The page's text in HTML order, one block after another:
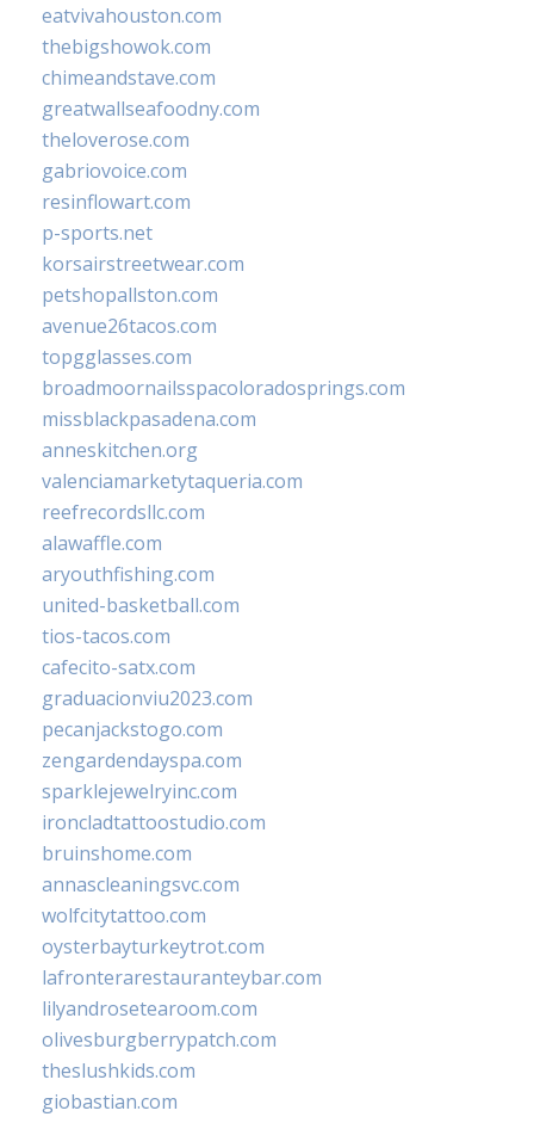
eatvivahouston.com
thebigshowok.com
chimeandstave.com
greatwallseafoodny.com
theloverose.com
gabriovoice.com
resinflowart.com
p-sports.net
korsairstreetwear.com
petshopallston.com
avenue26tacos.com
topgglasses.com
broadmoornailsspacoloradosprings.com
missblackpasadena.com
anneskitchen.org
valenciamarketytaqueria.com
reefrecordsllc.com
alawaffle.com
aryouthfishing.com
united-basketball.com
tios-tacos.com
cafecito-satx.com
graduacionviu2023.com
pecanjackstogo.com
zengardendayspa.com
sparklejewelryinc.com
ironcladtattoostudio.com
bruinshome.com
annascleaningsvc.com
wolfcitytattoo.com
oysterbayturkeytrot.com
lafronterarestauranteybar.com
lilyandrosetearoom.com
olivesburgberrypatch.com
theslushkids.com
giobastian.com